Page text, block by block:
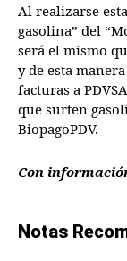
Al realizarse
gasolina” del
será el mismo
y de esta
facturas a
que surten
BiopagoPDV.
Con
Notas